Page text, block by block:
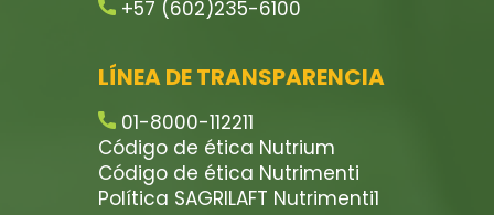
+57 (602)235-6100
LÍNEA DE TRANSPARENCIA
01-8000-112211
Código de ética Nutrium
Código de ética Nutrimenti
Política SAGRILAFT Nutrimenti1